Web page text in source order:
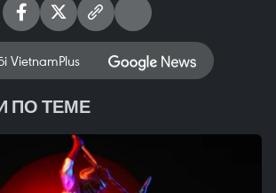
VietnamPlus
ПО ТЕМЕ